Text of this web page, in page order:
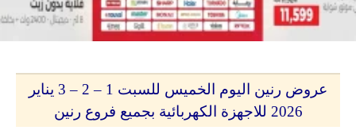
عروض رنين اليوم الخميس للسبت 1 – 2 – 3 يناير
2026 للاجهزة الكهربائية بجميع فروع رنين